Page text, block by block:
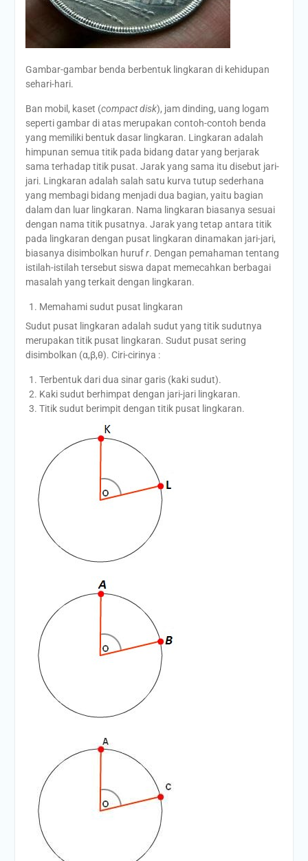
Gambar-gambar benda berbentuk lingkaran di kehidupan
sehari-hari.
Ban mobil, kaset (compact disk), jam dinding, uang logam
seperti gambar di atas merupakan contoh-contoh benda
yang memiliki bentuk dasar lingkaran. Lingkaran adalah
himpunan semua titik pada bidang datar yang berjarak
sama terhadap titik pusat. Jarak yang sama itu disebut jari-
jari. Lingkaran adalah salah satu kurva tutup sederhana
yang membagi bidang menjadi dua bagian, yaitu bagian
dalam dan luar lingkaran. Nama lingkaran biasanya sesuai
dengan nama titik pusatnya. Jarak yang tetap antara titik
pada lingkaran dengan pusat lingkaran dinamakan jari-jari,
biasanya disimbolkan hurufr. Dengan pemahaman tentang
istilah-istilah tersebut siswa dapat memecahkan berbagai
masalah yang terkait dengan lingkaran.
Memahami sudut pusat lingkaran
Sudut pusat lingkaran adalah sudut yang titik sudutnya
merupakan titik pusat lingkaran. Sudut pusat sering
disimbolkan (α,β,θ). Ciri-cirinya :
Terbentuk dari dua sinar garis (kaki sudut).
Kaki sudut berhimpat dengan jari-jari lingkaran.
Titik sudut berimpit dengan titik pusat lingkaran.